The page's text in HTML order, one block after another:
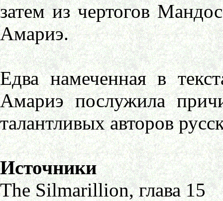
затем из чертогов
Амариэ.
Едва намеченная в
Амариэ послужила
талантливых авторов
Источники
The Silmarillion, глава 15